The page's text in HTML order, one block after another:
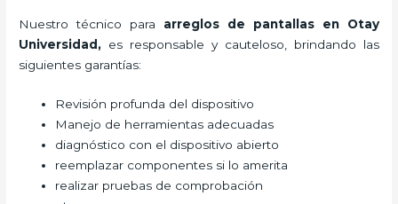
Nuestro técnico para arreglos de pantallas en Otay
Universidad, es responsable y cauteloso, brindando las
siguientes garantías:
Revisión profunda del dispositivo
Manejo de herramientas adecuadas
diagnóstico con el dispositivo abierto
reemplazar componentes si lo amerita
realizar pruebas de comprobación